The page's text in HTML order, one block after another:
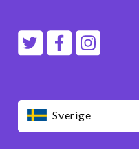
Sverige